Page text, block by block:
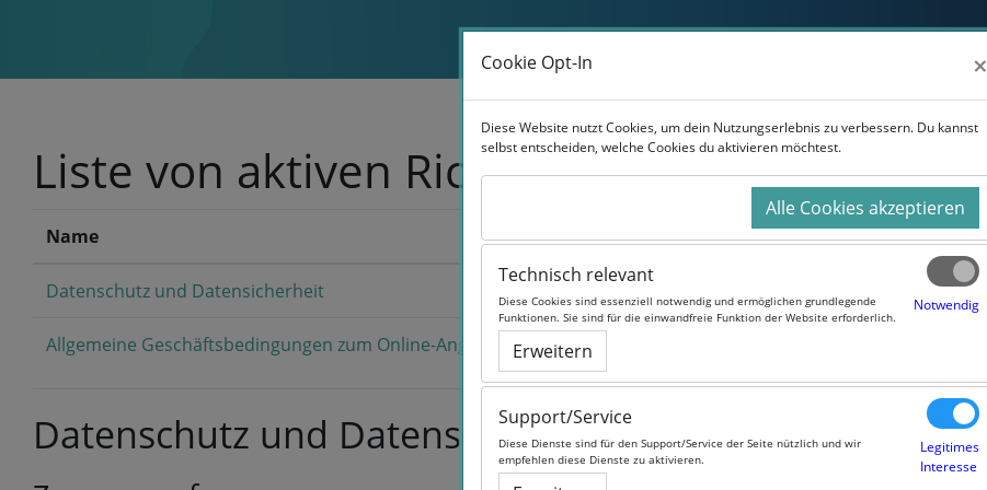
Liste von aktiven Richtlinien
Name Typ
Datenschutz und Datensicherheit Richtlinie zum Datenschutz
Allgemeine Geschäftsbedingungen zum Online-Angebot
Datenschutz und Datensicherheit
Cookie Opt-In ×
Diese Website nutzt Cookies, um dein Nutzungserlebnis zu verbessern. Du kannst
selbst entscheiden, welche Cookies du aktivieren möchtest.
Alle Cookies akzeptieren
Technisch relevant
Diese Cookies sind essenziell notwendig und ermöglichen grundlegende
Funktionen. Sie sind für die einwandfreie Funktion der Website erforderlich.
Notwendig
Erweitern
Support/Service
Diese Dienste sind für den Support/Service der Seite nützlich und wir
empfehlen diese Dienste zu aktivieren.
Legitimes
Interesse
Cookie Opt-In ×
Diese Website nutzt Cookies, um dein Nutzungserlebnis zu verbessern. Du kannst
selbst entscheiden, welche Cookies du aktivieren möchtest.
Alle Cookies akzeptieren
Technisch relevant
Diese Cookies sind essenziell notwendig und ermöglichen grundlegende
Funktionen. Sie sind für die einwandfreie Funktion der Website erforderlich.
Notwendig
Erweitern
Support/Service
Diese Dienste sind für den Support/Service der Seite nützlich und wir
empfehlen diese Dienste zu aktivieren.
Legitimes
Interesse